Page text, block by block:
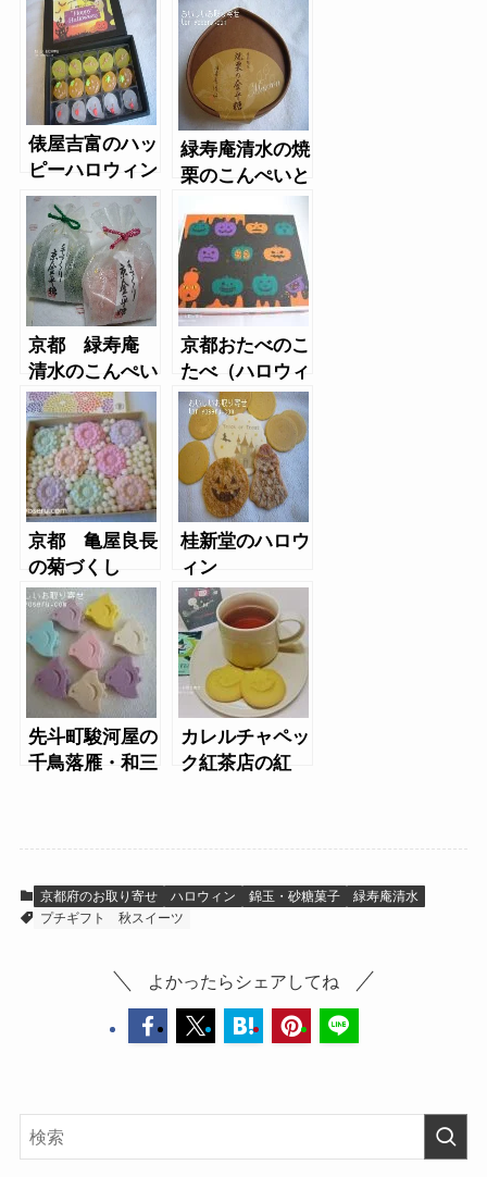
俵屋吉富のハッ
ピーハロウィン
（糖蜜ボンボ
ン）
緑寿庵清水の焼
栗のこんぺいと
う（季節のこん
ぺいとう）
京都 緑寿庵
清水のこんぺい
とう
京都おたべのこ
たべ（ハロウィ
ン）
京都 亀屋良長
の菊づくし
桂新堂のハロウ
ィン
先斗町駿河屋の
千鳥落雁・和三
カレルチャペッ
ク紅茶店の紅
京都府のお取り寄せ ハロウィン 錦玉・砂糖菓子
緑寿庵清水
プチギフト
秋スイーツ
よかったらシェアしてね